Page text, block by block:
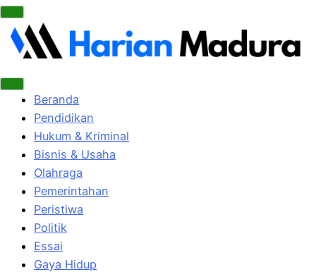
Beranda
Pendidikan
Hukum & Kriminal
Bisnis & Usaha
Olahraga
Pemerintahan
Peristiwa
Politik
Essai
Gaya Hidup